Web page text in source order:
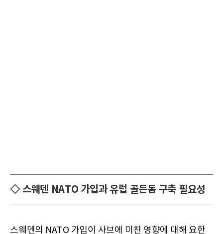
◇ 스웨덴 NATO 가입과 유럽 골든돔 구축 필요성
스웨덴의 NATO 가입이 사브에 미친 영향에 대해 요한